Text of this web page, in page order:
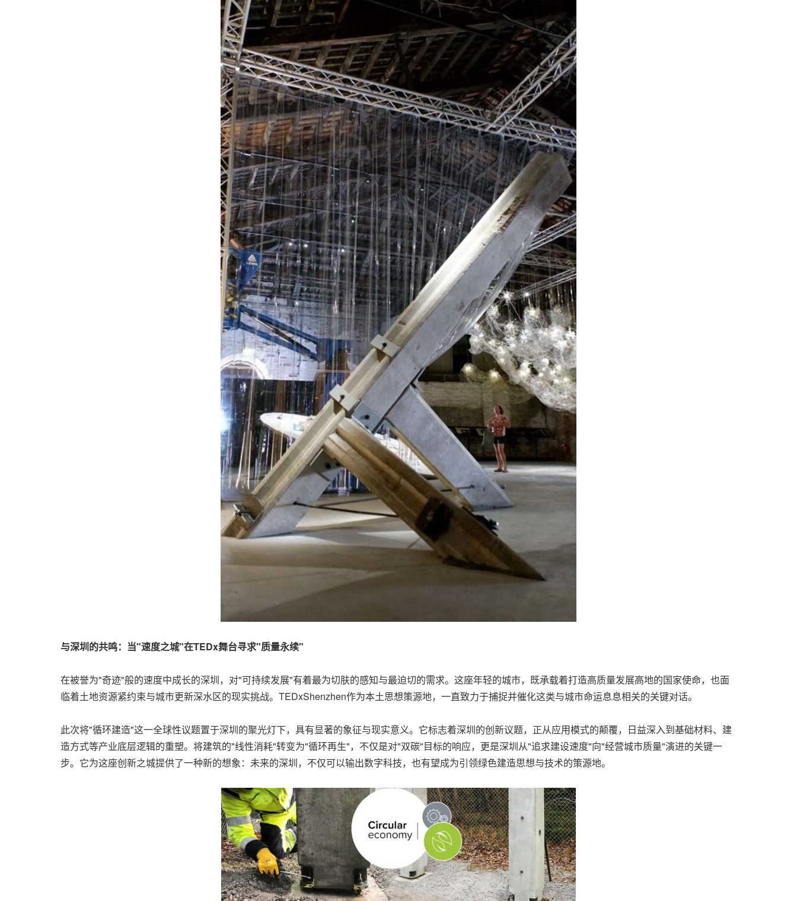
与深圳的共鸣：当"速度之城"在TEDx舞台寻求"质量永续"
在被誉为"奇迹"般的速度中成长的深圳，对"可持续发展"有着最为切肤的感知与最迫切的需求。这座年轻的城市，既承载着打造高质量发展高地的国家使命，也面
临着土地资源紧约束与城市更新深水区的现实挑战。TEDxShenzhen作为本土思想策源地，一直致力于捕捉并催化这类与城市命运息息相关的关键对话。
此次将"循环建造"这一全球性议题置于深圳的聚光灯下，具有显著的象征与现实意义。它标志着深圳的创新议题，正从应用模式的颠覆，日益深入到基础材料、建
造方式等产业底层逻辑的重塑。将建筑的"线性消耗"转变为"循环再生"，不仅是对"双碳"目标的响应，更是深圳从"追求建设速度"向"经营城市质量"演进的关键一
步。它为这座创新之城提供了一种新的想象：未来的深圳，不仅可以输出数字科技，也有望成为引领绿色建造思想与技术的策源地。